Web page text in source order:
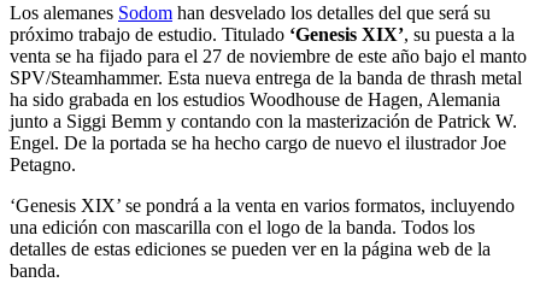
Los alemanes Sodom han desvelado los detalles del que será su
próximo trabajo de estudio. Titulado ‘Genesis XIX’, su puesta a la
venta se ha fijado para el 27 de noviembre de este año bajo el manto
SPV/Steamhammer. Esta nueva entrega de la banda de thrash metal
ha sido grabada en los estudios Woodhouse de Hagen, Alemania
junto a Siggi Bemm y contando con la masterización de Patrick W.
Engel. De la portada se ha hecho cargo de nuevo el ilustrador Joe
Petagno.
‘Genesis XIX’ se pondrá a la venta en varios formatos, incluyendo
una edición con mascarilla con el logo de la banda. Todos los
detalles de estas ediciones se pueden ver en la página web de la
banda.